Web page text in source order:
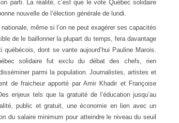
parti. La réalité, c’est que le vote Québec solidaire
nouvelle de l’élection générale de lundi.
même si l’on ne peut exagérer ses capacités
de le baillonner la plupart du temps, fera davantage
dont se vante aujourd’hui Pauline Marois.
solidaire fut exclu du débat des chefs, rien
parmi la population. Journalistes, artistes et
de fraicheur apporté par Amir Khadir et Françoise
enjeux tels que la gratuité de l’éducation jusqu’au
public et gratuit, une économie en lien avec un
du salaire minimum pour atteindre le niveau du seuil